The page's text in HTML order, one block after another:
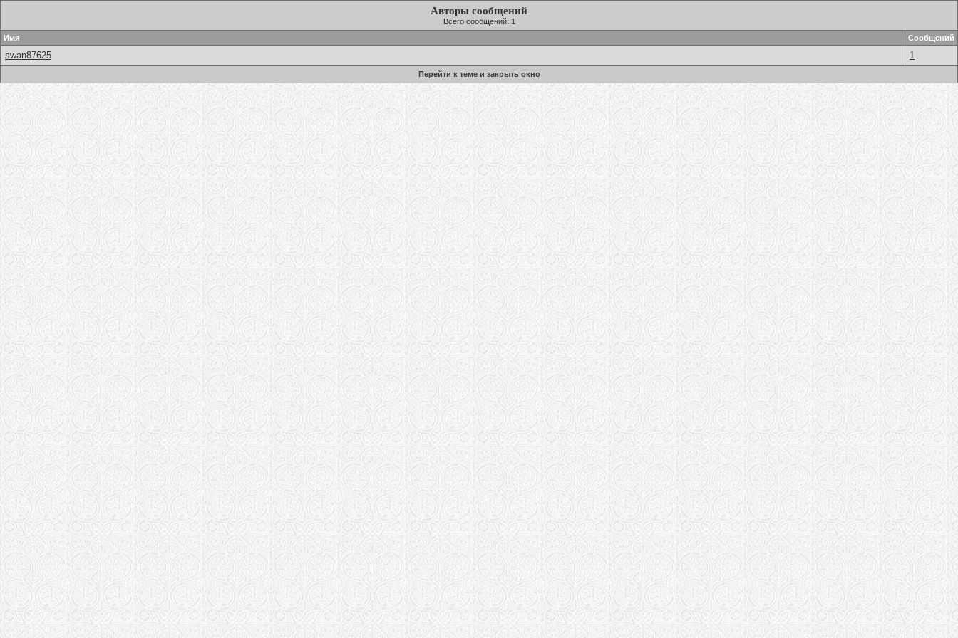
Авторы сообщений
Всего сообщений: 1
Имя
Сообщений
swan87625 1
Перейти к теме и закрыть окно